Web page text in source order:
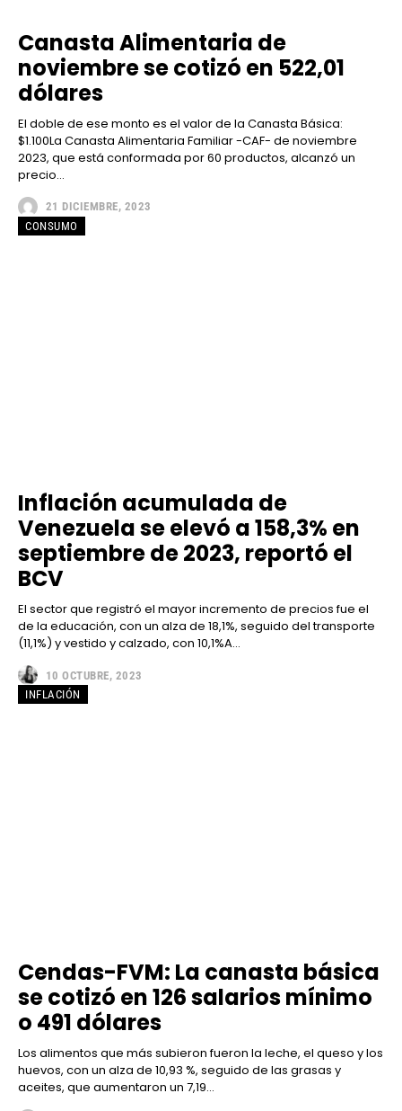
Canasta Alimentaria de
noviembre se cotizó en 522,01
dólares
El doble de ese monto es el valor de la Canasta Básica:
$1.100La Canasta Alimentaria Familiar -CAF- de noviembre
2023, que está conformada por 60 productos, alcanzó un
precio...
21 DICIEMBRE, 2023
CONSUMO
Inflación acumulada de
Venezuela se elevó a 158,3% en
septiembre de 2023, reportó el
BCV
El sector que registró el mayor incremento de precios fue el
de la educación, con un alza de 18,1%, seguido del transporte
(11,1%) y vestido y calzado, con 10,1%A...
10 OCTUBRE, 2023
INFLACIÓN
Cendas-FVM: La canasta básica
se cotizó en 126 salarios mínimo
o 491 dólares
Los alimentos que más subieron fueron la leche, el queso y los
huevos, con un alza de 10,93 %, seguido de las grasas y
aceites, que aumentaron un 7,19...